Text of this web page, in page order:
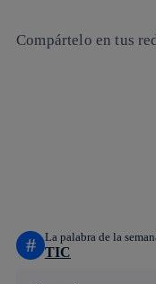
Compártelo en tus
# La palabra de la
TIC